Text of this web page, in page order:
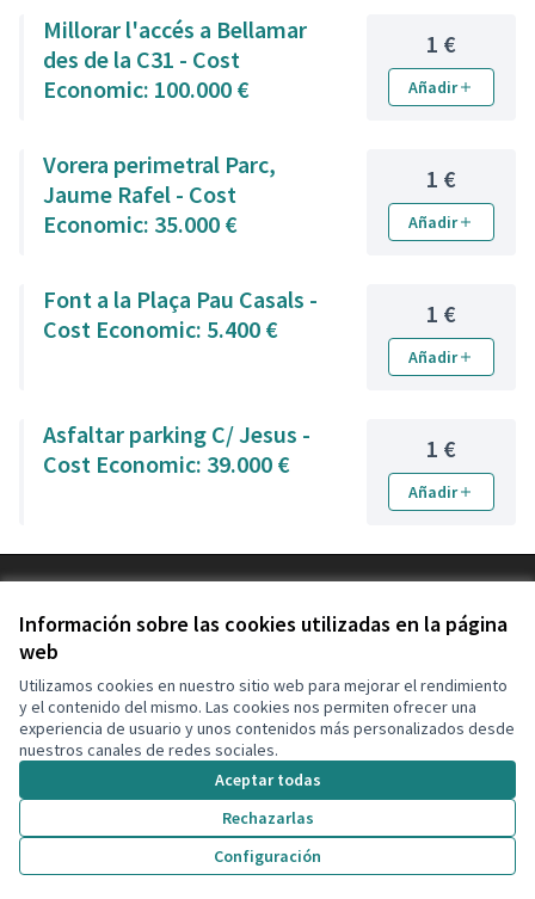
Información sobre las cookies utilizadas en la página
web
Utilizamos cookies en nuestro sitio web para mejorar el rendimiento
y el contenido del mismo. Las cookies nos permiten ofrecer una
experiencia de usuario y unos contenidos más personalizados desde
nuestros canales de redes sociales.
Aceptar todas
Rechazarlas
Configuración
Votar presupuesto
Millorar l'accés a Bellamar
des de la C31 - Cost
Economic: 100.000 €
1 €
Añadir
Vorera perimetral Parc,
Jaume Rafel - Cost
Economic: 35.000 €
1 €
Añadir
Font a la Plaça Pau Casals -
Cost Economic: 5.400 €
1 €
Añadir
Asfaltar parking C/ Jesus -
Cost Economic: 39.000 €
1 €
Añadir
Configuración de cookies
Decidim Calafell en X
(Enlace externo)
Decidim Calafell en Facebook
(Enlace externo)
Decidim Calafell en YouTube
(Enlace externo)
Decidim Calafell en GitHub
(Enlace externo)
(Enlace externo)
(Enlace externo)
.